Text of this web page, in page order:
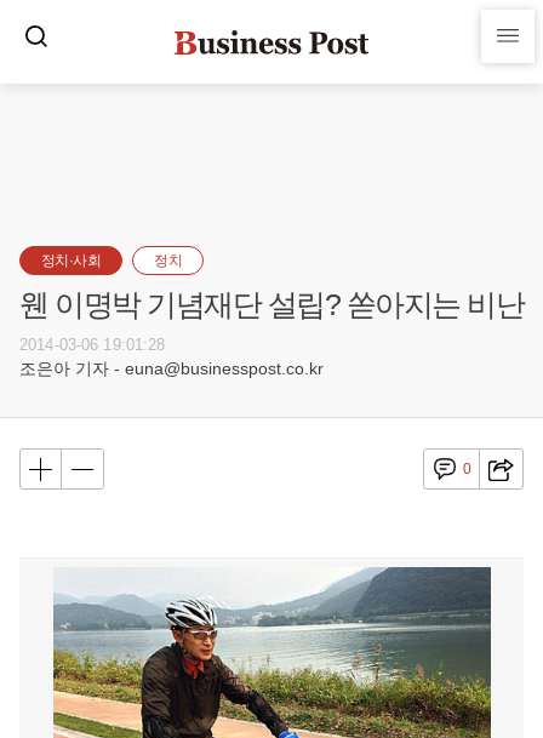
정치·사회 정치
웬 이명박 기념재단 설립? 쏟아지는 비난
2014-03-06 19:01:28
조은아 기자 - euna@businesspost.co.kr
0